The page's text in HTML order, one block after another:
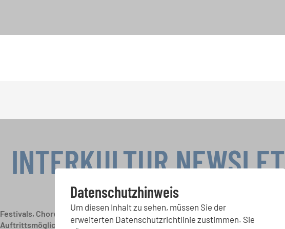
Datenschutzhinweis
Um diesen Inhalt zu sehen, müssen Sie der
erweiterten Datenschutzrichtlinie zustimmen. Sie
INTERKULTUR
Festivals, Chorwettbewerbe, Mitsingprojekte: Besondere
Auftrittsmöglichkeiten bekommen Sie im kostenlosen INTERKULTUR-